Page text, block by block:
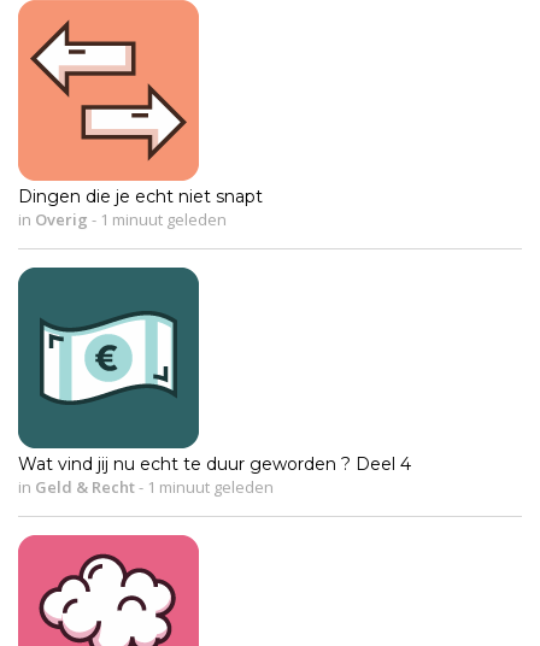
Dingen die je echt niet snapt
in Overig - 1 minuut geleden
Wat vind jij nu echt te duur geworden ? Deel 4
in Geld & Recht- 1 minuut geleden